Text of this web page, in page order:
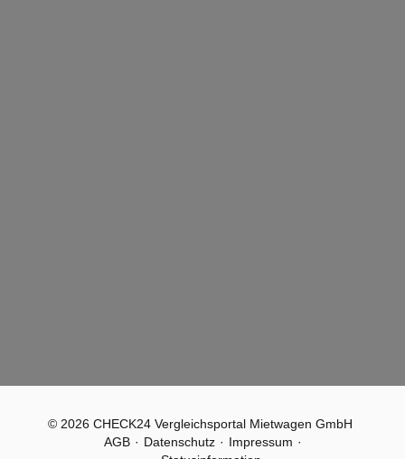
© 2026 CHECK24 Vergleichsportal Mietwagen GmbH
AGB
Datenschutz
Impressum